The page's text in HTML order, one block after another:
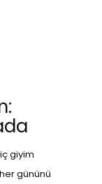
giyim
gününü